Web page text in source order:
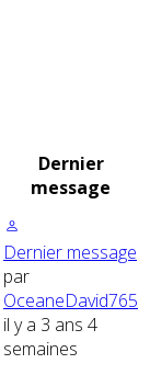
Dernier
message
Dernier message
par
OceaneDavid765
il y a 3 ans 4
semaines